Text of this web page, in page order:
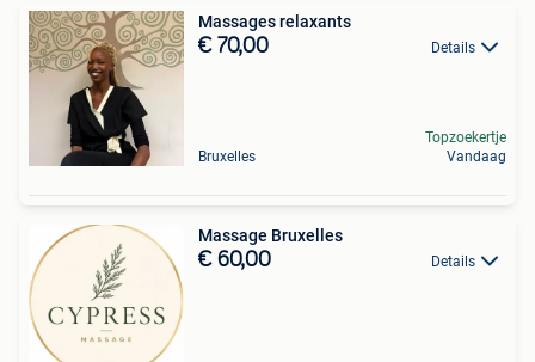
Massages relaxants
€ 70,00 Details
Bruxelles
Topzoekertje
Vandaag
Massage Bruxelles
€ 60,00 Details